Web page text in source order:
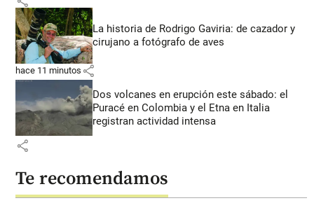
La historia de Rodrigo Gaviria: de cazador y
cirujano a fotógrafo de aves
hace 11 minutos share
Dos volcanes en erupción este sábado: el
Puracé en Colombia y el Etna en Italia
registran actividad intensa
share
Te recomendamos